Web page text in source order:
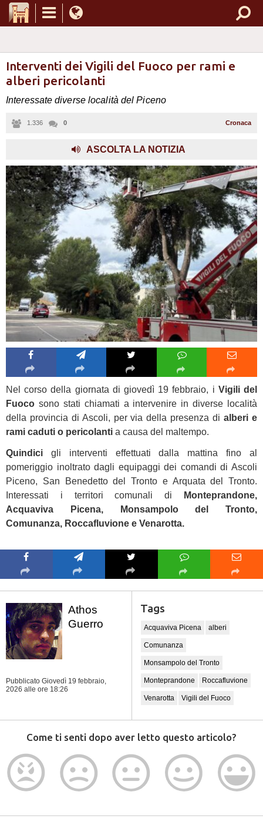
Interventi dei Vigili del Fuoco per rami e
alberi pericolanti
Interessate diverse località del Piceno
1.336 0 Cronaca
ASCOLTA LA NOTIZIA
Nel corso della giornata di giovedì 19 febbraio, i Vigili del
Fuoco sono stati chiamati a intervenire in diverse località
della provincia di Ascoli, per via della presenza dialberi e
rami caduti o pericolanti a causa del maltempo.
Quindici gli interventi effettuati dalla mattina fino al
pomeriggio inoltrato dagli equipaggi dei comandi di Ascoli
Piceno, San Benedetto del Tronto e Arquata del Tronto.
Interessati i territori comunali di
Monteprandone,
Acquaviva Picena, Monsampolo del Tronto,
Comunanza, Roccafluvione e Venarotta.
Athos
Guerro
Pubblicato Giovedì 19 febbraio,
2026 alle ore 18:26
Tags
Acquaviva Picena alberi
Comunanza
Monsampolo del Tronto
Monteprandone Roccafluvione
Venarotta Vigili del Fuoco
Come ti senti dopo aver letto questo articolo?